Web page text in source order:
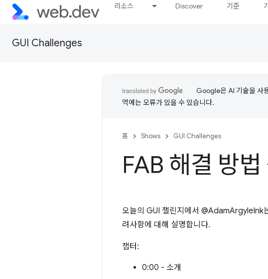
리소스 Discover 기준
GUI Challenges
Google은 AI 기술을 사
역에는 오류가 있을 수 있습니다.
홈 Shows GUI Challenges
FAB 해결 방
오늘의 GUI 챌린지에서 @AdamArgyleInk
려사항에 대해 설명합니다.
챕터:
0:00 - 소개